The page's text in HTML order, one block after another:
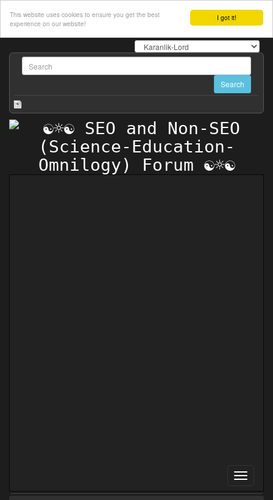
I got it!
This website uses cookies to ensure you get the best
experience on our website!